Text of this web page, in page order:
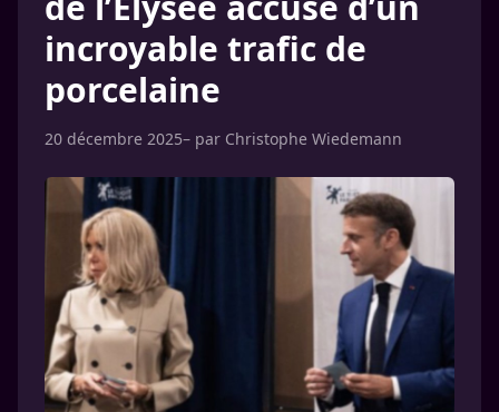
incroyable trafic de
porcelaine
20 décembre 2025– par Christophe Wiedemann